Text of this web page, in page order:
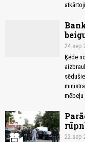
24.sep
Ķēde
mēbeļu
photo_camera
22.sep